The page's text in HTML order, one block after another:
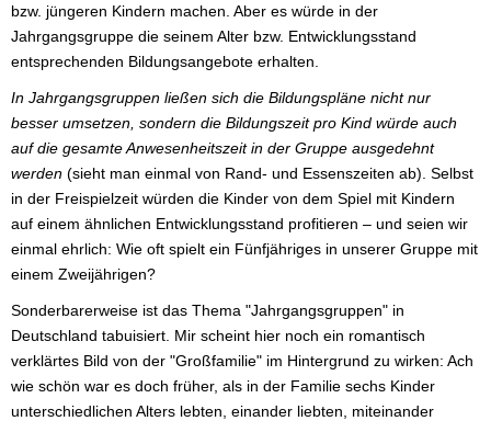
bzw. jüngeren Kindern machen. Aber es würde in der
Jahrgangsgruppe die seinem Alter bzw. Entwicklungsstand
entsprechenden Bildungsangebote erhalten.
In Jahrgangsgruppen ließen sich die Bildungspläne nicht nur
besser umsetzen, sondern die Bildungszeit pro Kind würde auch
auf die gesamte Anwesenheitszeit in der Gruppe ausgedehnt
werden (sieht man einmal von Rand- und Essenszeiten ab). Selbst
in der Freispielzeit würden die Kinder von dem Spiel mit Kindern
auf einem ähnlichen Entwicklungsstand profitieren – und seien wir
einmal ehrlich: Wie oft spielt ein Fünfjähriges in unserer Gruppe mit
einem Zweijährigen?
Sonderbarerweise ist das Thema "Jahrgangsgruppen" in
Deutschland tabuisiert. Mir scheint hier noch ein romantisch
verklärtes Bild von der "Großfamilie" im Hintergrund zu wirken: Ach
wie schön war es doch früher, als in der Familie sechs Kinder
unterschiedlichen Alters lebten, einander liebten, miteinander